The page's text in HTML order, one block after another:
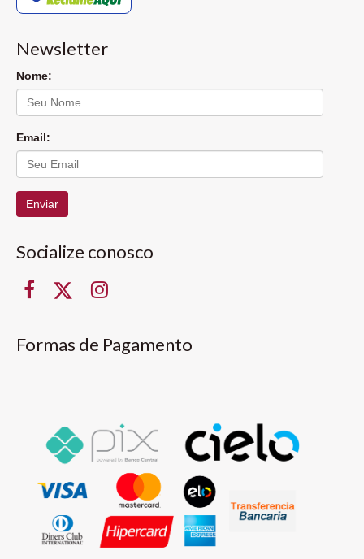
Newsletter
Nome:
Email:
Enviar
Socialize conosco
Formas de Pagamento